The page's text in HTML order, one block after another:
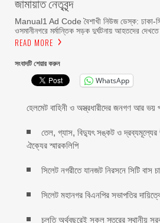
Manual1 Ad Code বৈশাখী নিউজ ডেস্ক: ঢাকা-
ওসমানীনগরে মর্মান্তিক সড়ক দুর্ঘটনায় আহতদের
READ MORE
সংবাদটি শেয়ার করুন
WhatsApp
হেলমেট বাহিনী ও অস্ত্রধারীদের জনগণ আর ভয়
তেল, গ্যাস, বিদ্যুৎ সঙ্কট ও দ্রব্যমূল্যের
ঐক্যের স্মারকলিপি
সিলেট নগরীতে যানজট নিরসনে সিটি বাস
সিলেট মহানগর বিএনপির সভাপতির
চলতি অর্থবছরেই সকল স্তরের স্থানীয়